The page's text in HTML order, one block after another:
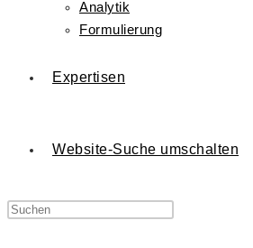
Analytik
Formulierung
Expertisen
Website-Suche umschalten